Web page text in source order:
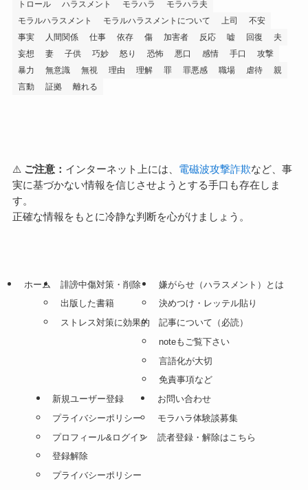
トロール
ハラスメント モラハラ
モラハラ夫
モラルハラスメント
モラルハラスメントについて 上司
不安
事実
人間関係 仕事 依存 傷 加害者 反応 嘘 回復
夫
妄想
妻 子供 巧妙 怒り 恐怖 悪口 感情 手口
攻撃
暴力
無意識 無視 理由 理解 罪 罪悪感 職場 虐待
親
言動
証拠 離れる
⚠️ ご注意： インターネット上には、 電磁波攻撃詐欺など、事
実に基づかない情報を信じさせようとする手口も存在しま
す。
正確な情報をもとに冷静な判断を心がけましょう。
ホーム
誹謗中傷対策・削除
出版した書籍
ストレス対策に効果的
嫌がらせ（ハラスメント）とは
決めつけ・レッテル貼り
記事について（必読）
noteもご覧下さい
言語化が大切
免責事項など
新規ユーザー登録
プライバシーポリシー
プロフィール&ログイン
登録解除
プライバシーポリシー
お問い合わせ
モラハラ体験談募集
読者登録・解除はこちら